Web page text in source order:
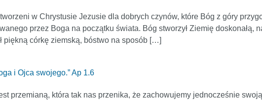
w Chrystusie Jezusie dla dobrych czynów, które Bóg z góry
przez Boga na początku świata. Bóg stworzył Ziemię doskonałą,
piękną córkę ziemską, bóstwo na sposób […]
i Ojca swojego.” Ap 1.6
przemianą, która tak nas przenika, że zachowujemy jednocześnie